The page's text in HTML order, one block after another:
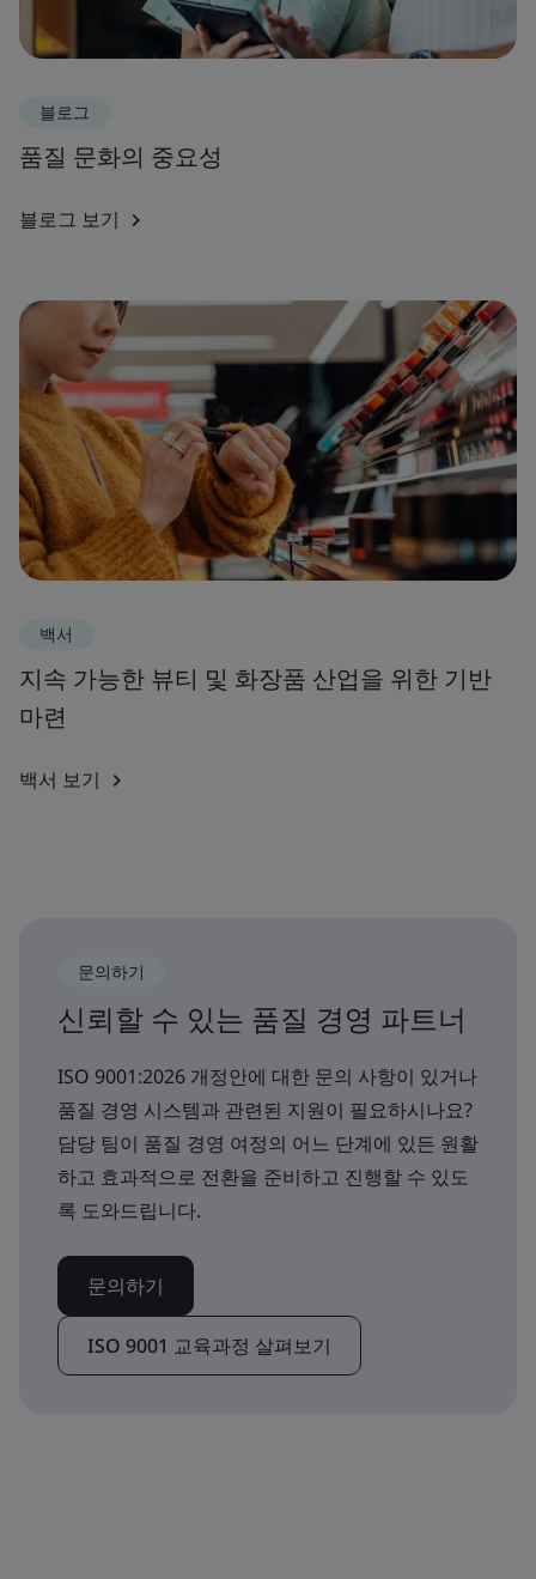
블로그
품질 문화의 중요성
블로그 보기
백서
지속 가능한 뷰티 및 화장품 산업을 위한 기반
마련
백서 보기
문의하기
신뢰할 수 있는 품질 경영 파트너
ISO 9001:2026 개정안에 대한 문의 사항이 있거나
품질 경영 시스템과 관련된 지원이 필요하시나요?
담당 팀이 품질 경영 여정의 어느 단계에 있든 원활
하고 효과적으로 전환을 준비하고 진행할 수 있도
록 도와드립니다.
문의하기
ISO 9001 교육과정 살펴보기